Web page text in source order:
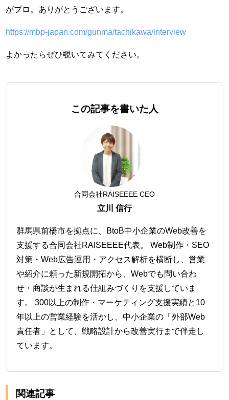
がプロ。ありがとうございます。
https://mbp-japan.com/gunma/tachikawa/interview
よかったらぜひ覗いてみてください。
この記事を書いた人
合同会社RAISEEEE CEO
立川 信行
群馬県前橋市を拠点に、BtoB中小企業のWeb改善を
支援する合同会社RAISEEEE代表。 Web制作・SEO
対策・Web広告運用・アクセス解析を横断し、営業
や紹介に頼った新規開拓から、Webでも問い合わ
せ・商談が生まれる仕組みづくりを支援していま
す。 300以上の制作・マーケティング支援実績と10
年以上の営業経験を活かし、中小企業の「外部Web
責任者」として、戦略設計から改善実行まで伴走し
ています。
関連記事